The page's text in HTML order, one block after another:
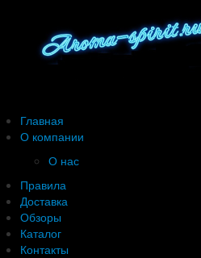
Главная
О компании
О нас
Правила
Доставка
Обзоры
Каталог
Контакты